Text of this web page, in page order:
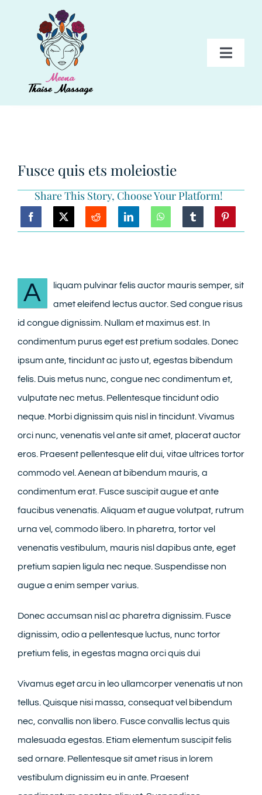
PAKKETTEN
TARIEVEN
CONTACT
Fusce quis ets moleiostie
Share This Story, Choose Your Platform!
A
liquam pulvinar felis auctor mauris semper, sit
amet eleifend lectus auctor. Sed congue risus
id congue dignissim. Nullam et maximus est. In
condimentum purus eget est pretium sodales. Donec
ipsum ante, tincidunt ac justo ut, egestas bibendum
felis. Duis metus nunc, congue nec condimentum et,
vulputate nec metus. Pellentesque tincidunt odio
neque. Morbi dignissim quis nisl in tincidunt. Vivamus
orci nunc, venenatis vel ante sit amet, placerat auctor
eros. Praesent pellentesque elit dui, vitae ultrices tortor
commodo vel. Aenean at bibendum mauris, a
condimentum erat. Fusce suscipit augue et ante
faucibus venenatis. Aliquam et augue volutpat, rutrum
urna vel, commodo libero. In pharetra, tortor vel
venenatis vestibulum, mauris nisl dapibus ante, eget
pretium sapien ligula nec neque. Suspendisse non
augue a enim semper varius.
Donec accumsan nisl ac pharetra dignissim. Fusce
dignissim, odio a pellentesque luctus, nunc tortor
pretium felis, in egestas magna orci quis dui
Vivamus eget arcu in leo ullamcorper venenatis ut non
tellus. Quisque nisi massa, consequat vel bibendum
nec, convallis non libero. Fusce convallis lectus quis
malesuada egestas. Etiam elementum suscipit felis
sed ornare. Pellentesque sit amet risus in lorem
vestibulum dignissim eu in ante. Praesent